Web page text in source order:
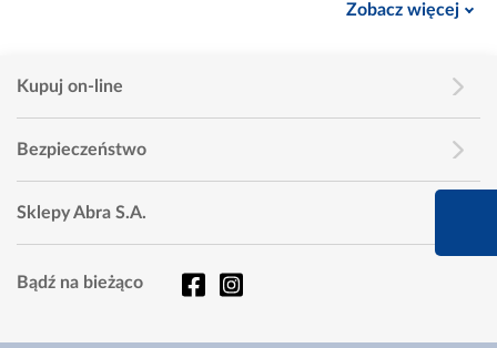
nowoczesne, z ukrytym mechanizmem, idealne do
minimalistycznych wnętrz,
baterie wannowe wolnostojące
wanien wolnostojących, efektowne i eleganckie,
Zobacz więcej
Kupuj on-line
Bezpieczeństwo
Sklepy Abra S.A.
Bądź na bieżąco